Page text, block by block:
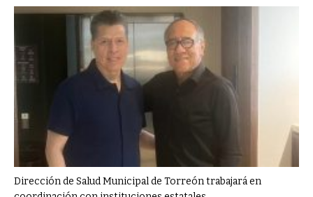
Dirección de Salud Municipal de Torreón trabajará en